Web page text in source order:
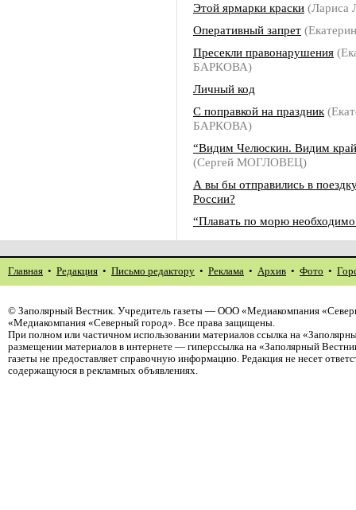
Этой ярмарки краски
Оперативный запрет
Пресекли правонарушения
БАРКОВА)
Личный код
С поправкой на праздник
БАРКОВА)
“Видим Челюскин. Видим
(Сергей МОГЛОВЕЦ)
А вы бы отправились в
России?
“Плавать по морю
Главная • Редакция • Письмо редактору • Реклама • Архив • Фото •
© Заполярный Вестник. Учредитель газеты — ООО «Медиакомпания
«Медиакомпания «Северный город». Все права защищены.
При полном или частичном использовании материалов ссылка на
размещении материалов в интернете — гиперссылка на «Заполярный
газеты не предоставляет справочную информацию. Редакция не несет
содержащуюся в рекламных объявлениях.